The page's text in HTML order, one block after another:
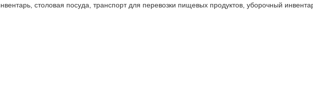
столовая посуда, транспорт для перевозки пищевых продуктов, уборочный